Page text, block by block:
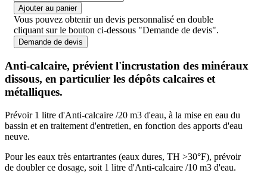
Ajouter au panier
Vous pouvez obtenir un devis personnalisé en double
cliquant sur le bouton ci-dessous "Demande de devis".
Demande de devis
Anti-calcaire, prévient l'incrustation des minéraux
dissous, en particulier les dépôts calcaires et
métalliques.
Prévoir 1 litre d'Anti-calcaire /20 m3 d'eau, à la mise en eau du
bassin et en traitement d'entretien, en fonction des apports d'eau
neuve.
Pour les eaux très entartrantes (eaux dures, TH >30°F), prévoir
de doubler ce dosage, soit 1 litre d'Anti-calcaire /10 m3 d'eau.